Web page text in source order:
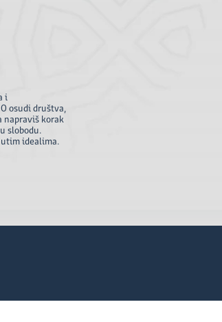
i
osudi društva,
napraviš korak
slobodu.
idealima.